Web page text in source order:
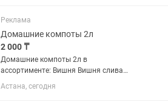
Реклама
Домашние компоты 2л
2 000 ₸
Домашние компоты 2л в
ассортименте: Вишня Вишня слива
Слива Яблоко слива Абрикос
Смородина Смородина крыжовник итд
Астана, сегодня